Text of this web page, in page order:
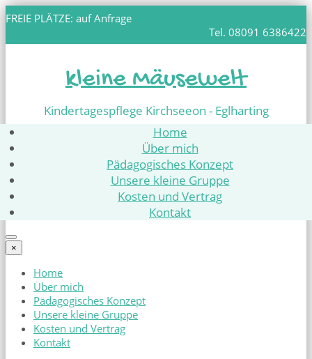
FREIE PLÄTZE: auf Anfrage
Tel. 08091 6386422
kleine Mäusewelt
Kindertagespflege Kirchseeon - Eglharting
Home
Über mich
Pädagogisches Konzept
Unsere kleine Gruppe
Kosten und Vertrag
Kontakt
×
Home
Über mich
Pädagogisches Konzept
Unsere kleine Gruppe
Kosten und Vertrag
Kontakt